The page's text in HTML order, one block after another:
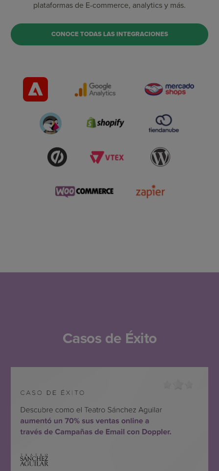
plataformas de E-commerce, analytics y más.
CONOCE TODAS LAS INTEGRACIONES
Casos de Éxito